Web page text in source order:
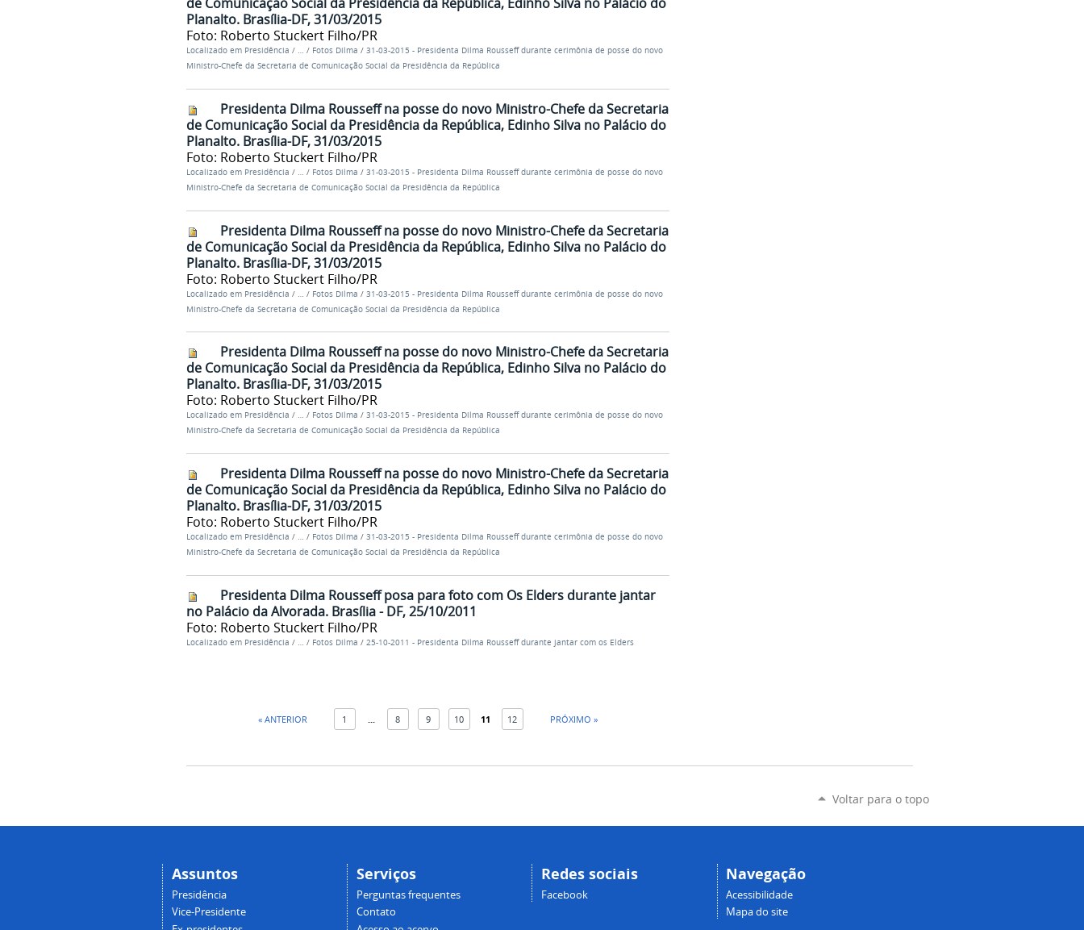
Planalto. Brasília-DF, 31/03/2015
Foto: Roberto Stuckert Filho/PR
Localizado em Presidência / … / Fotos Dilma / 31-03-2015 - Presidenta Dilma Rousseff durante cerimônia de posse do novo
Ministro-Chefe da Secretaria de Comunicação Social da Presidência da República
Presidenta Dilma Rousseff na posse do novo Ministro-Chefe da Secretaria
de Comunicação Social da Presidência da República, Edinho Silva no Palácio do
Planalto. Brasília-DF, 31/03/2015
Foto: Roberto Stuckert Filho/PR
Localizado em Presidência / … / Fotos Dilma / 31-03-2015 - Presidenta Dilma Rousseff durante cerimônia de posse do novo
Ministro-Chefe da Secretaria de Comunicação Social da Presidência da República
Presidenta Dilma Rousseff na posse do novo Ministro-Chefe da Secretaria
de Comunicação Social da Presidência da República, Edinho Silva no Palácio do
Planalto. Brasília-DF, 31/03/2015
Foto: Roberto Stuckert Filho/PR
Localizado em Presidência / … / Fotos Dilma / 31-03-2015 - Presidenta Dilma Rousseff durante cerimônia de posse do novo
Ministro-Chefe da Secretaria de Comunicação Social da Presidência da República
Presidenta Dilma Rousseff na posse do novo Ministro-Chefe da Secretaria
de Comunicação Social da Presidência da República, Edinho Silva no Palácio do
Planalto. Brasília-DF, 31/03/2015
Foto: Roberto Stuckert Filho/PR
Localizado em Presidência / … / Fotos Dilma / 31-03-2015 - Presidenta Dilma Rousseff durante cerimônia de posse do novo
Ministro-Chefe da Secretaria de Comunicação Social da Presidência da República
Presidenta Dilma Rousseff na posse do novo Ministro-Chefe da Secretaria
de Comunicação Social da Presidência da República, Edinho Silva no Palácio do
Planalto. Brasília-DF, 31/03/2015
Foto: Roberto Stuckert Filho/PR
Localizado em Presidência / … / Fotos Dilma / 31-03-2015 - Presidenta Dilma Rousseff durante cerimônia de posse do novo
Ministro-Chefe da Secretaria de Comunicação Social da Presidência da República
Presidenta Dilma Rousseff posa para foto com Os Elders durante jantar
no Palácio da Alvorada. Brasília - DF, 25/10/2011
Foto: Roberto Stuckert Filho/PR
Localizado em Presidência / … / Fotos Dilma / 25-10-2011 - Presidenta Dilma Rousseff durante jantar com os Elders
« ANTERIOR 1 8 9 10 11 12 PRÓXIMO »
Voltar para o topo
Assuntos
Presidência
Vice-Presidente
Serviços
Perguntas frequentes
Contato
Redes sociais
Facebook
Navegação
Acessibilidade
Mapa do site